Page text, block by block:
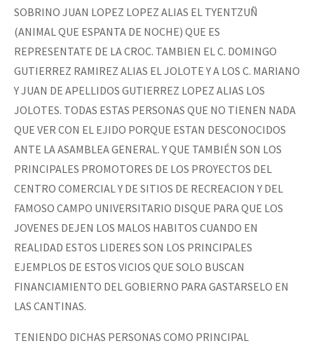
SOBRINO JUAN LOPEZ LOPEZ ALIAS EL TYENTZUÑ
(ANIMAL QUE ESPANTA DE NOCHE) QUE ES
REPRESENTATE DE LA CROC. TAMBIEN EL C. DOMINGO
GUTIERREZ RAMIREZ ALIAS EL JOLOTE Y A LOS C. MARIANO
Y JUAN DE APELLIDOS GUTIERREZ LOPEZ ALIAS LOS
JOLOTES. TODAS ESTAS PERSONAS QUE NO TIENEN NADA
QUE VER CON EL EJIDO PORQUE ESTAN DESCONOCIDOS
ANTE LA ASAMBLEA GENERAL. Y QUE TAMBIÉN SON LOS
PRINCIPALES PROMOTORES DE LOS PROYECTOS DEL
CENTRO COMERCIAL Y DE SITIOS DE RECREACION Y DEL
FAMOSO CAMPO UNIVERSITARIO DISQUE PARA QUE LOS
JOVENES DEJEN LOS MALOS HABITOS CUANDO EN
REALIDAD ESTOS LIDERES SON LOS PRINCIPALES
EJEMPLOS DE ESTOS VICIOS QUE SOLO BUSCAN
FINANCIAMIENTO DEL GOBIERNO PARA GASTARSELO EN
LAS CANTINAS.
TENIENDO DICHAS PERSONAS COMO PRINCIPAL